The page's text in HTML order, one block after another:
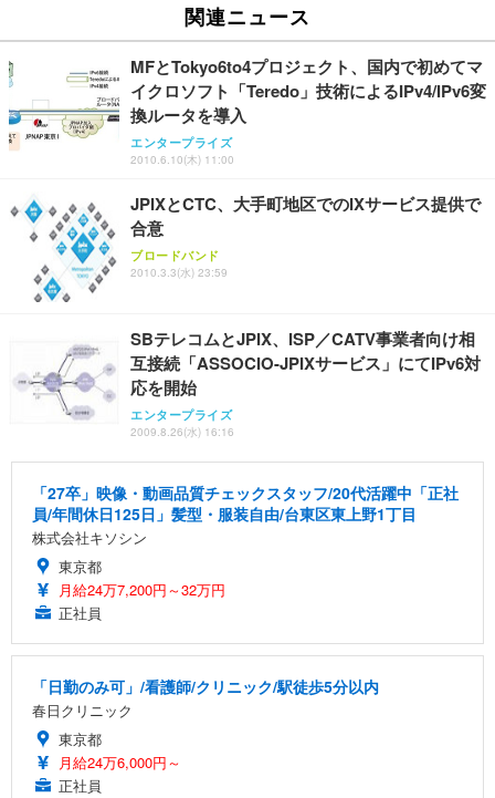
Sezlife オフィスチェア デスクチェア 疲れない テレ
ワーク チェア 強化バックレスト 30度ロッキング機
レスト 3Dヘッドレスト ハンガー付き 高反発クッシ
ョン PCチェア 通気性メッシュ ゲーミング/勉強/事
務用 おしゃれ パソコンチェア (ブラック)
￥7,680
Sezlife オフィスチェア デスクチェア 疲れない テレ
ワーク チェア 強化バックレスト 30度ロッキング機
レスト 3Dヘッドレスト ハンガー付き 高反発クッシ
ョン PCチェア 通気性メッシュ ゲーミング/勉強/事
務用 おしゃれ パソコンチェア (ホワイト)
￥7,680
ANDWINT オフィスチェア デスクチェア 肘なし メ
ト 幅52×奥行58.5×高さ84～96cm テレワーク 在宅
勤務 ブラック
￥4,139
【純正品】27"ゲーミングモニター DualSense 充電
フック付き（CFI-ZDM1J）
￥49,979
【整備済み品】Dell E2724HS 27インチ 液晶モニタ
ー フルHD（1920×1080）VA 非光沢 HDMI/DisplayP
応 ComfortView ビジネス向け
￥15,800
【MiniLED/24.5inch/280Hz/FHD】GRAPHT THE S
像低減 (3年保証 | 輝点保証 | 日本メーカー)
￥34,980
ネオ・ルーライフ ネオ・オムツ L 中型犬用 26枚入
り 単品
￥1,800
Smart Basic(スマートベーシック) 【Amazon.co.jp
限定】 Smart Basic アイリスオーヤマ ペットシーツ
￥3,670
アイリスオーヤマ ペットシーツ 超厚型 お徳用 レギ
￥3,731
関連ニュース
MFとTokyo6to4プロジェクト、国内で初めてマ
イクロソフト「Teredo」技術によるIPv4/IPv6変
換ルータを導入
エンタープライズ
2010.6.10(木) 11:00
JPIXとCTC、大手町地区でのIXサービス提供で
合意
ブロードバンド
2010.3.3(水) 23:59
SBテレコムとJPIX、ISP／CATV事業者向け相
互接続「ASSOCIO-JPIXサービス」にてIPv6対
応を開始
エンタープライズ
2009.8.26(水) 16:16
「27卒」映像・動画品質チェックスタッフ/20代活躍中「正社
員/年間休日125日」髪型・服装自由/台東区東上野1丁目
株式会社キソシン
東京都
月給24万7,200円～32万円
正社員
「日勤のみ可」/看護師/クリニック/駅徒歩5分以内
春日クリニック
東京都
月給24万6,000円～
正社員